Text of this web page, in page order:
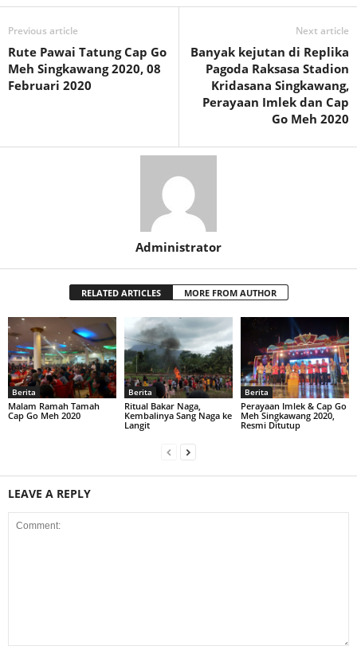
Previous article
Rute Pawai Tatung Cap Go
Meh Singkawang 2020, 08
Februari 2020
Next article
Banyak kejutan di Replika
Pagoda Raksasa Stadion
Kridasana Singkawang,
Perayaan Imlek dan Cap
Go Meh 2020
Administrator
RELATED ARTICLES MORE FROM AUTHOR
Berita
Malam Ramah Tamah
Cap Go Meh 2020
Berita
Ritual Bakar Naga,
Kembalinya Sang Naga ke
Langit
Berita
Perayaan Imlek & Cap Go
Meh Singkawang 2020,
Resmi Ditutup
LEAVE A REPLY